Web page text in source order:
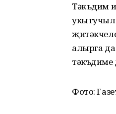
Тәкъдим
алырга
тәкъдиме
Фото: